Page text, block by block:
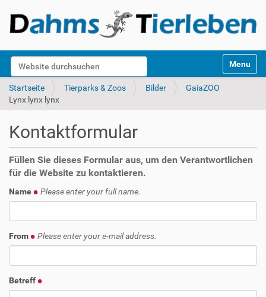
Website durchsuchen
k
Toggle
Startseite Tierparks & Zoos Bilder
GaiaZOO
Lynx lynx lynx
Kontaktformular
Füllen Sie dieses Formular aus, um den Verantwortlichen
für die Website zu kontaktieren.
Name Please enter your full name.
From Please enter your e-mail address.
Betreff